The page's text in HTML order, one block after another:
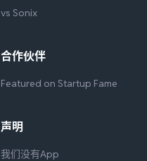
vs Sonix
合作伙伴
Featured on Startup Fame
声明
我们没有App